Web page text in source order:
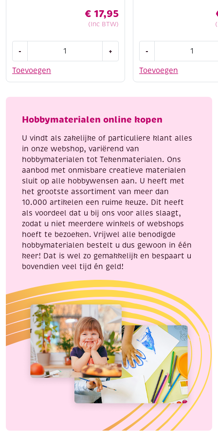
€ 17,95
(Inc BTW)
Toevoegen
-
8/4,
10x50
pastel
aantal
+
Toevoegen
-
8/4,
50
pastelgroen
Hobbymaterialen online kopen
U vindt als zakelijke of particuliere klant alles
in onze webshop, variërend van
hobbymaterialen tot Tekenmaterialen. Ons
aanbod met onmisbare creatieve materialen
sluit op alle hobbywensen aan. U heeft met
het grootste assortiment van meer dan
10.000 artikelen een ruime keuze. Dit heeft
als voordeel dat u bij ons voor alles slaagt,
zodat u niet meerdere winkels of webshops
hoeft te bezoeken. Vrijwel alle benodigde
hobbymaterialen bestelt u dus gewoon in één
keer! Dat is wel zo gemakkelijk en bespaart u
bovendien veel tijd én geld!